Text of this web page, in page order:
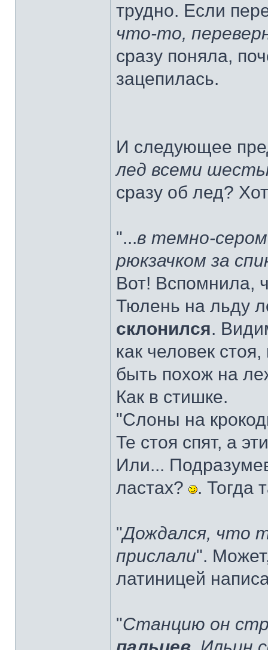
трудно. Если
что-то,
сразу поняла,
зацепилась.
И следующее
лед всеми
сразу об лед?
"...в темно-
рюкзачком за
Вот! Вспомнила,
Тюлень на льду
cклонился.
как человек
быть похож на
Как в стишке.
"Слоны на
Те стоя спят, а
Или...
ластах?
. Тогда
"Дождался, что
прислали".
латиницей
"Станцию он